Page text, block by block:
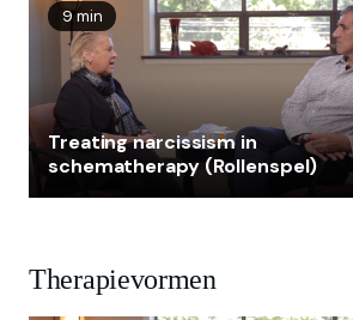
dan ook gespecialiseerd in het
narcisten en mensen in de nabijheid
is internationaal spreker op het
schematherapie, narcisme, boosheid
interpersoonlijke relaties.
9 min
Treating narcissism in
schematherapy (Rollenspel)
Therapievormen